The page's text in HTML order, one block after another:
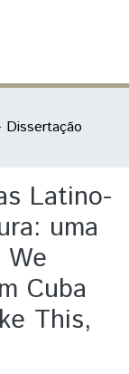
Dissertação
Latino-
uma
Cuba
This,